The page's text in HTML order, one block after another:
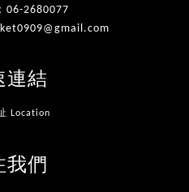
06-2680077
連結
Location
我們